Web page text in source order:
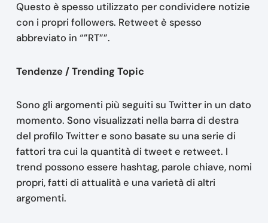
Questo è spesso utilizzato per condividere notizie
con i propri followers. Retweet è spesso
abbreviato in “”RT””.
Tendenze / Trending Topic
Sono gli argomenti più seguiti su Twitter in un dato
momento. Sono visualizzati nella barra di destra
del profilo Twitter e sono basate su una serie di
fattori tra cui la quantità di tweet e retweet. I
trend possono essere hashtag, parole chiave, nomi
propri, fatti di attualità e una varietà di altri
argomenti.